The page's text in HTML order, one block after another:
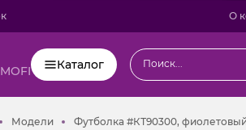
О
Каталог
одежда
МоделиМоделиФутболка #КТ90300,